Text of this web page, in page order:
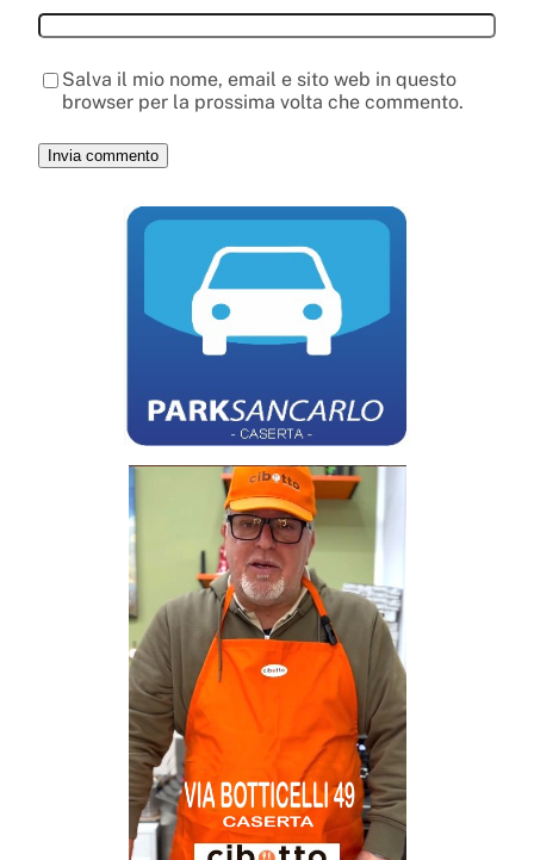
Salva il mio nome, email e sito web in questo
browser per la prossima volta che commento.